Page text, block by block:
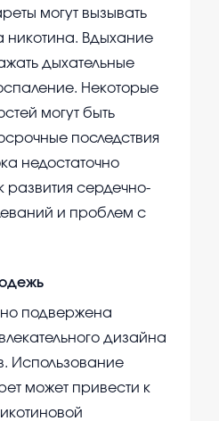
могут вызывать
никотина. Вдыхание
дыхательные
Некоторые
могут быть
последствия
недостаточно
развития сердечно-
и проблем с
подвержена
дизайна
Использование
может привести к